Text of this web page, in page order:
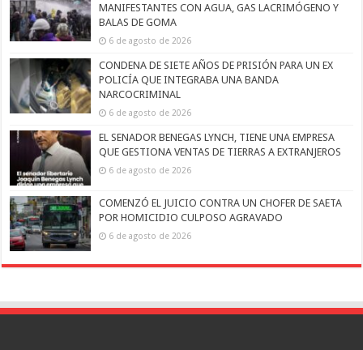
MANIFESTANTES CON AGUA, GAS LACRIMÓGENO Y
BALAS DE GOMA
6 de agosto de 2026
CONDENA DE SIETE AÑOS DE PRISIÓN PARA UN EX
POLICÍA QUE INTEGRABA UNA BANDA
NARCOCRIMINAL
6 de agosto de 2026
EL SENADOR BENEGAS LYNCH, TIENE UNA EMPRESA
QUE GESTIONA VENTAS DE TIERRAS A EXTRANJEROS
6 de agosto de 2026
COMENZÓ EL JUICIO CONTRA UN CHOFER DE SAETA
POR HOMICIDIO CULPOSO AGRAVADO
6 de agosto de 2026